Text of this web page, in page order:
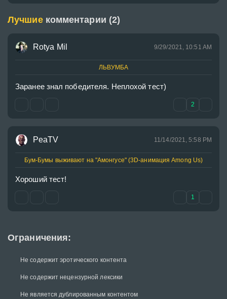
Ограничения:
Не содержит эротического контента
Не содержит нецензурной лексики
Не является дублированным контентом
Лучшие комментарии (2)
Rotya Mil 9/29/2021, 10:51 AM
ЛЬВУМБА
Заранее знал победителя. Неплохой тест)
2
PeaTV 11/14/2021, 5:58 PM
Бум-Бумы выживают на "Амонгусе" (3D-анимация Among Us)
Хороший тест!
1